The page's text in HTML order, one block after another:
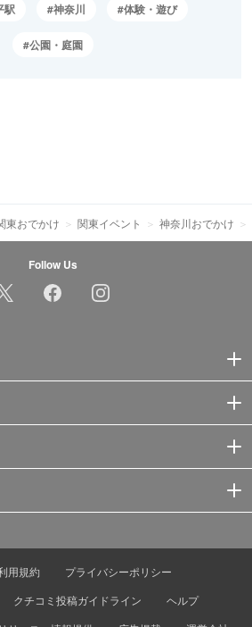
駅 神奈川 体験・遊び
公園・庭園
東おでかけ 関東イベント 神奈川おでかけ
Follow Us
用規約
プライバシーポリシー
クチコミ投稿ガイドライン
ヘルプ